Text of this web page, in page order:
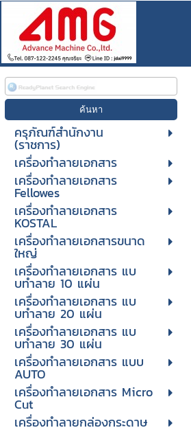
ครุภัณฑ์สำนักงาน
(ราชการ)
เครื่องทำลายเอกสาร
เครื่องทำลายเอกสาร
Fellowes
เครื่องทำลายเอกสาร
KOSTAL
เครื่องทำลายเอกสารขนาด
ใหญ่
เครื่องทําลายเอกสาร แบ
บทําลาย 10 แผ่น
เครื่องทําลายเอกสาร แบ
บทําลาย 20 แผ่น
เครื่องทําลายเอกสาร แบ
บทําลาย 30 แผ่น
เครื่องทำลายเอกสาร แบบ
AUTO
เครื่องทำลายเอกสาร Micro
Cut
เครื่องทำลายกล่องกระดาษ